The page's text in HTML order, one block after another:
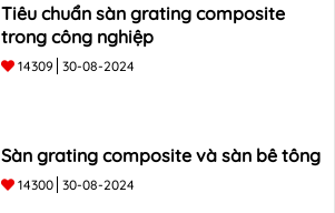
Tiêu chuẩn sàn grating composite
trong công nghiệp
14309 30-08-2024
Sàn grating composite và sàn bê tông
14300 30-08-2024